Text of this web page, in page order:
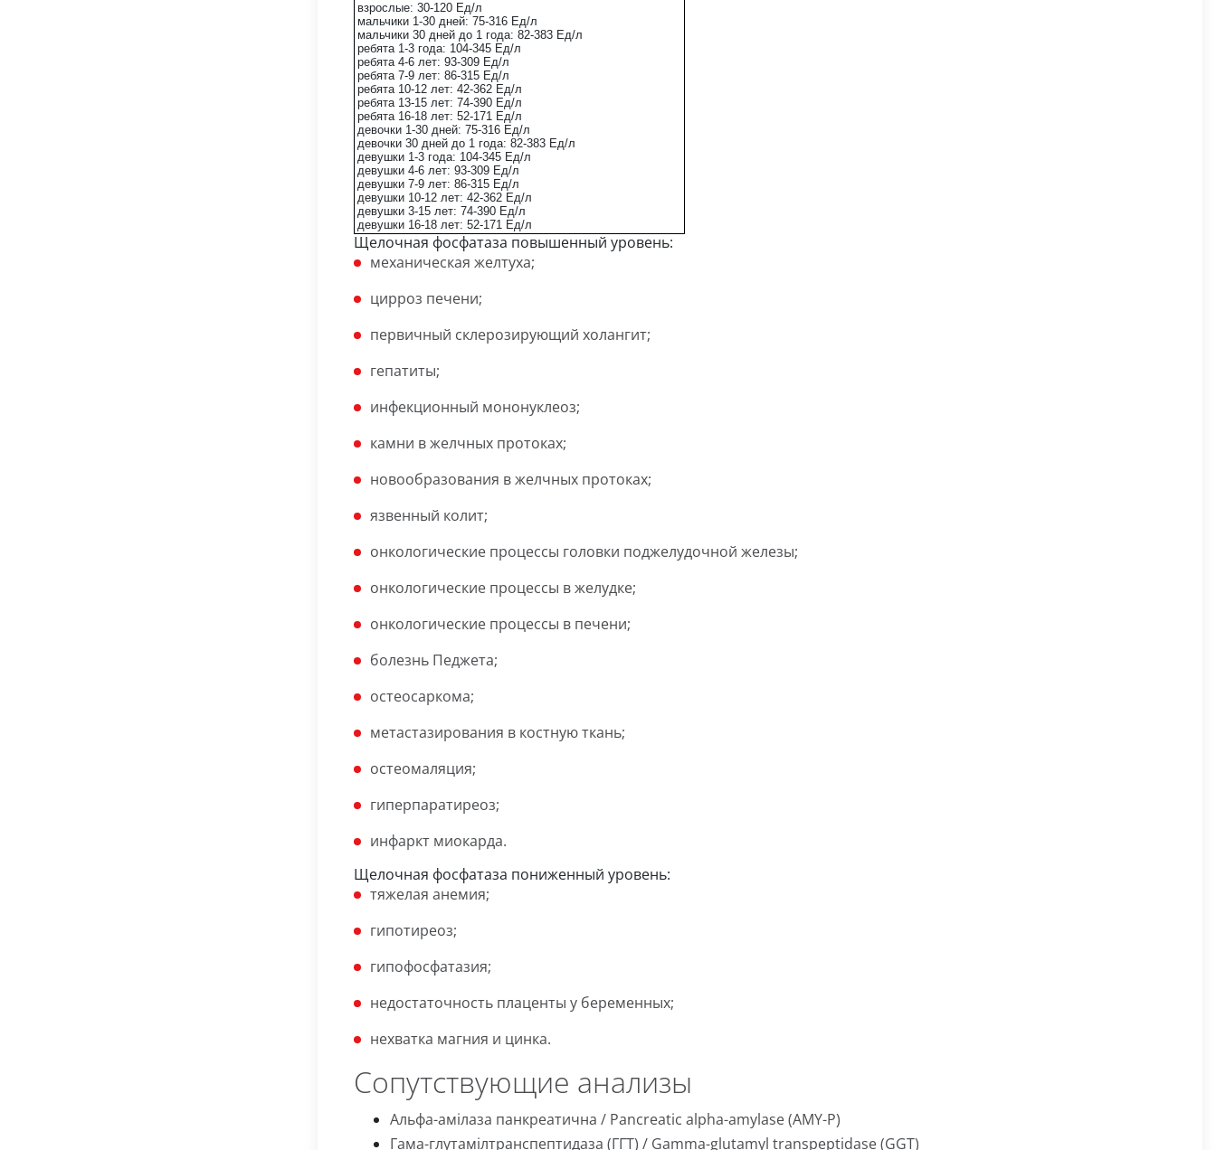
взрослые: 30-120 Ед/л
мальчики 1-30 дней: 75-316 Ед/л
мальчики 30 дней до 1 года: 82-383 Ед/л
ребята 1-3 года: 104-345 Ед/л
ребята 4-6 лет: 93-309 Ед/л
ребята 7-9 лет: 86-315 Ед/л
ребята 10-12 лет: 42-362 Ед/л
ребята 13-15 лет: 74-390 Ед/л
ребята 16-18 лет: 52-171 Ед/л
девочки 1-30 дней: 75-316 Ед/л
девочки 30 дней до 1 года: 82-383 Ед/л
девушки 1-3 года: 104-345 Ед/л
девушки 4-6 лет: 93-309 Ед/л
девушки 7-9 лет: 86-315 Ед/л
девушки 10-12 лет: 42-362 Ед/л
девушки 3-15 лет: 74-390 Ед/л
девушки 16-18 лет: 52-171 Ед/л
Щелочная фосфатаза повышенный уровень:
механическая желтуха;
цирроз печени;
первичный склерозирующий холангит;
гепатиты;
инфекционный мононуклеоз;
камни в желчных протоках;
новообразования в желчных протоках;
язвенный колит;
онкологические процессы головки поджелудочной железы;
онкологические процессы в желудке;
онкологические процессы в печени;
болезнь Педжета;
остеосаркома;
метастазирования в костную ткань;
остеомаляция;
гиперпаратиреоз;
инфаркт миокарда.
Щелочная фосфатаза пониженный уровень:
тяжелая анемия;
гипотиреоз;
гипофосфатазия;
недостаточность плаценты у беременных;
нехватка магния и цинка.
Сопутствующие анализы
Альфа-амілаза панкреатична / Pancreatic alpha-amylase (AMY-P)
Гама-глутамілтранспептидаза (ГГТ) / Gamma-glutamyl transpeptidase (GGT)